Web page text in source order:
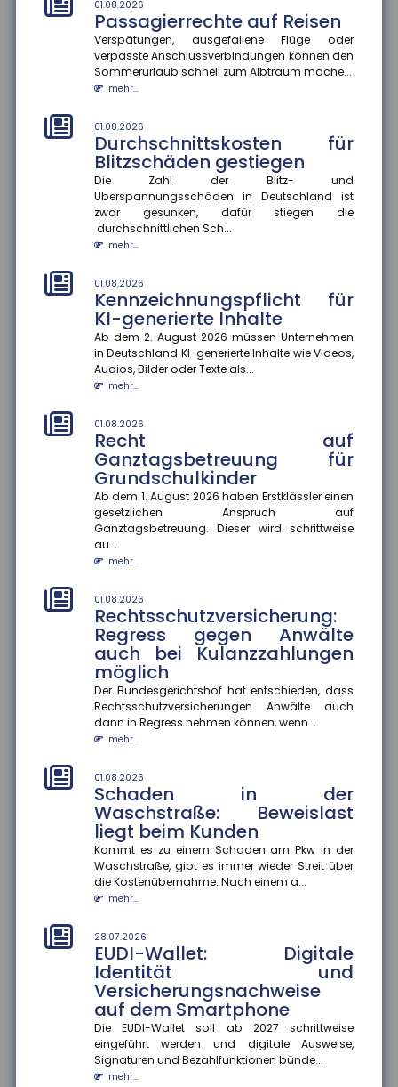
01.08.2026
Passagierrechte auf Reisen
Verspätungen, ausgefallene Flüge oder
verpasste Anschlussverbindungen können den
Sommerurlaub schnell zum Albtraum mache...
mehr...
01.08.2026
Durchschnittskosten für
Blitzschäden gestiegen
Die Zahl der Blitz- und
Überspannungsschäden in Deutschland ist
zwar gesunken, dafür stiegen die
durchschnittlichen Sch...
mehr...
01.08.2026
Kennzeichnungspflicht für
KI-generierte Inhalte
Ab dem 2. August 2026 müssen Unternehmen
in Deutschland KI-generierte Inhalte wie Videos,
Audios, Bilder oder Texte als...
mehr...
01.08.2026
Recht auf
Ganztagsbetreuung für
Grundschulkinder
Ab dem 1. August 2026 haben Erstklässler einen
gesetzlichen Anspruch auf
Ganztagsbetreuung. Dieser wird schrittweise
au...
mehr...
01.08.2026
Rechtsschutzversicherung:
Regress gegen Anwälte
auch bei Kulanzzahlungen
möglich
Der Bundesgerichtshof hat entschieden, dass
Rechtsschutzversicherungen Anwälte auch
dann in Regress nehmen können, wenn...
mehr...
01.08.2026
Schaden in der
Waschstraße: Beweislast
liegt beim Kunden
Kommt es zu einem Schaden am Pkw in der
Waschstraße, gibt es immer wieder Streit über
die Kostenübernahme. Nach einem a...
mehr...
28.07.2026
EUDI-Wallet: Digitale
Identität und
Versicherungsnachweise
auf dem Smartphone
Die EUDI-Wallet soll ab 2027 schrittweise
eingeführt werden und digitale Ausweise,
Signaturen und Bezahlfunktionen bünde...
mehr...
01.08.2026
Rechtsschutzversicherung:
Regress gegen Anwälte auch
bei Kulanzzahlungen möglich
Rechtsschutzversicherungen Anwälte auch dann in
Regress nehmen können, wenn...
mehr...
01.08.2026
Schaden in der Waschstraße:
Beweislast liegt beim Kunden
Kommt es zu einem Schaden am Pkw in der
Kostenübernahme. Nach einem a...
mehr...
28.07.2026
EUDI-Wallet: Digitale Identität
und Versicherungsnachweise
auf dem Smartphone
werden und digitale Ausweise, Signaturen und
Bezahlfunktionen bünde...
mehr...
28.07.2026
Frühstart-Rente: Zeit und
Zinseszinseffekt als Hebel für
die Altersvorsorge
deutsche Versicherungswir...
mehr...
28.07.2026
Flugzeitenänderung:
Mängelansprüche bei
Pauschalreisen
Eine Flugzeitenänderung kann einen Reisemangel
darstellen und zu Mängelansprüchen führen. Das
mehr...
28.07.2026
Fehlvorstellungen über KI: Risiko
für Bildungsungleichheit
Jugendliche korrigieren Fehlvorstellungen über
generative KI nur selten selbst ? das könnte
bestehende Bildungsungleichh...
28.07.2026
Berufliche Mobilität: Immer
mehr Beschäftigte wechseln
den Beruf
Der Anteil der Beschäftigten, die innerhalb eines
Jahres ihren Beruf wechseln, ist zwischen 2013 und
2024 um 13 Prozentp...
mehr...